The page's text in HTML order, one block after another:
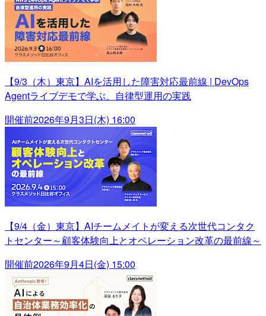
【9/3（木）東京】AIを活用した障害対応最前線 | DevOps
Agentライブデモで学ぶ、自律型運用の実践
開催前2026年9月3日(木) 16:00
【9/4（金）東京】AIチームメイトが変える次世代コンタク
トセンター～顧客体験向上とオペレーション改革の最前線～
開催前2026年9月4日(金) 15:00